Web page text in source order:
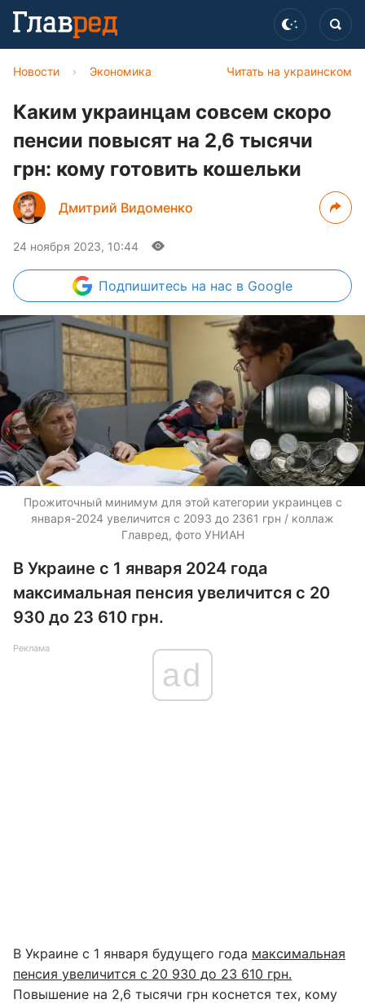
Читать на украинском
Новости › Экономика
Каким украинцам совсем скоро
пенсии повысят на 2,6 тысячи
грн: кому готовить кошельки
Дмитрий Видоменко
24 ноября 2023, 10:44
Подпишитесь на нас в Google
Прожиточный минимум для этой категории украинцев с
января-2024 увеличится с 2093 до 2361 грн / коллаж
Главред, фото УНИАН
В Украине с 1 января 2024 года
максимальная пенсия увеличится с 20
930 до 23 610 грн.
Реклама
ad
В Украине с 1 января будущего года максимальная
пенсия увеличится с 20 930 до 23 610 грн.
Повышение на 2,6 тысячи грн коснется тех, кому